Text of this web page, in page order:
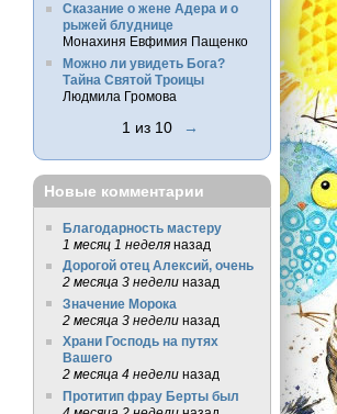
Сказание о жене Адера и о
рыжей блуднице
Монахиня Евфимия Пащенко
Можно ли увидеть Бога?
Тайна Святой Троицы
Людмила Громова
1 из 10 →
Новые комментарии
Благодарность мастеру
1 месяц 1 неделяназад
Дорогой отец Алексий, очень
2 месяца 3 неделиназад
Значение Морока
2 месяца 3 неделиназад
Храни Господь на путях
Вашего
2 месяца 4 неделиназад
Протитип фрау Берты был